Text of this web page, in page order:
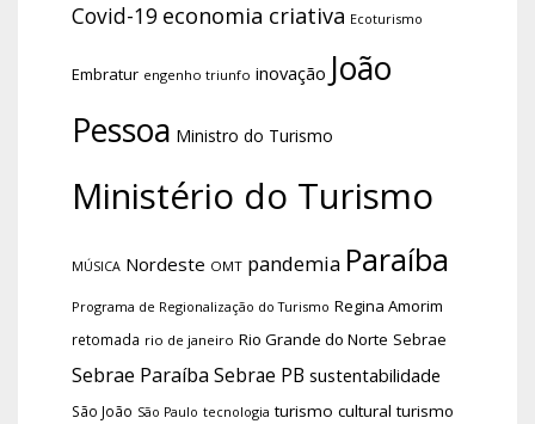
Covid-19 economia criativa Ecoturismo
Embratur engenho triunfo inovação João
Pessoa Ministro do Turismo
Ministério do Turismo
MÚSICA Nordeste OMT pandemia Paraíba
Programa de Regionalização do Turismo Regina Amorim
retomada rio de janeiro Rio Grande do Norte Sebrae
Sebrae Paraíba Sebrae PB sustentabilidade
São João São Paulo tecnologia turismo cultural turismo